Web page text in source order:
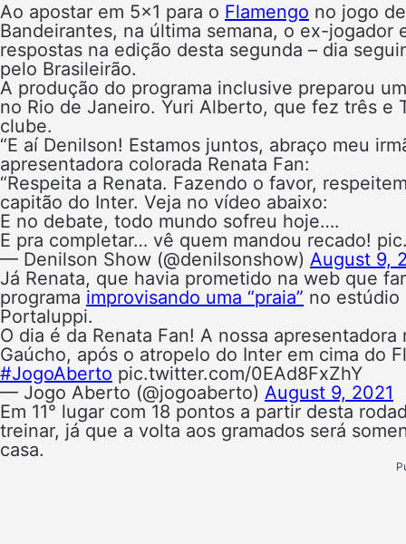
Ao apostar em 5×1 para o Flamengo no jogo
Bandeirantes, na última semana, o ex-
respostas na edição desta segunda – dia
pelo Brasileirão.
A produção do programa inclusive preparou
no Rio de Janeiro. Yuri Alberto, que fez três e
clube.
“E aí Denilson! Estamos juntos, abraço meu
apresentadora colorada Renata Fan:
“Respeita a Renata. Fazendo o favor,
capitão do Inter. Veja no vídeo abaixo:
E no debate, todo mundo sofreu hoje….
E pra completar… vê quem mandou recado!
— Denilson Show (@denilsonshow) August 9,
Já Renata, que havia prometido na web que
programa improvisando uma “praia” no estúdio
Portaluppi.
O dia é da Renata Fan! A nossa
Gaúcho, após o atropelo do Inter em cima do
#JogoAberto pic.twitter.com/0EAd8FxZhY
— Jogo Aberto (@jogoaberto) August 9, 2021
Em 11° lugar com 18 pontos a partir desta
treinar, já que a volta aos gramados será
casa.